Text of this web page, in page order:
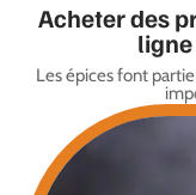
Acheter des
Les épices font